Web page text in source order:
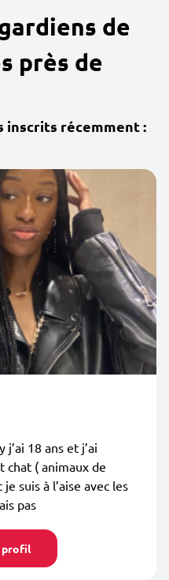
de
près de
inscrits récemment :
18 ans et j’ai
chat ( animaux de
suis à l’aise avec les
pas
profil